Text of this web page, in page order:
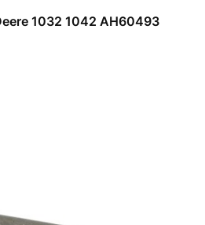
1032 1042 AH60493